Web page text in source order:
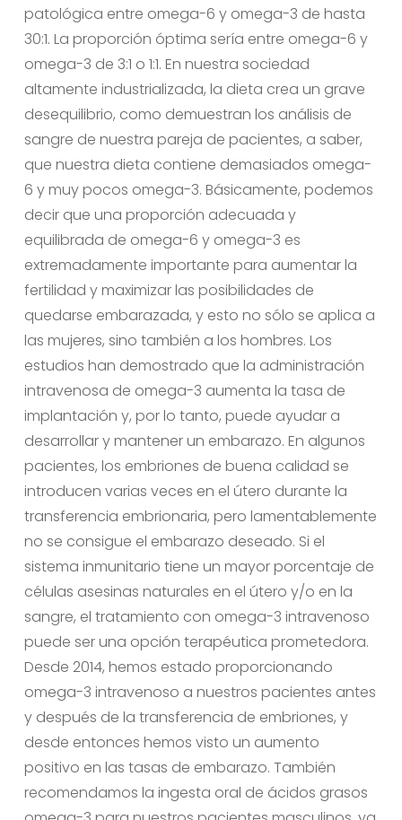
patológica entre omega-6 y omega-3 de hasta
30:1. La proporción óptima sería entre omega-6 y
omega-3 de 3:1 o 1:1. En nuestra sociedad
altamente industrializada, la dieta crea un grave
desequilibrio, como demuestran los análisis de
sangre de nuestra pareja de pacientes, a saber,
que nuestra dieta contiene demasiados omega-
6 y muy pocos omega-3. Básicamente, podemos
decir que una proporción adecuada y
equilibrada de omega-6 y omega-3 es
extremadamente importante para aumentar la
fertilidad y maximizar las posibilidades de
quedarse embarazada, y esto no sólo se aplica a
las mujeres, sino también a los hombres. Los
estudios han demostrado que la administración
intravenosa de omega-3 aumenta la tasa de
implantación y, por lo tanto, puede ayudar a
desarrollar y mantener un embarazo. En algunos
pacientes, los embriones de buena calidad se
introducen varias veces en el útero durante la
transferencia embrionaria, pero lamentablemente
no se consigue el embarazo deseado. Si el
sistema inmunitario tiene un mayor porcentaje de
células asesinas naturales en el útero y/o en la
sangre, el tratamiento con omega-3 intravenoso
puede ser una opción terapéutica prometedora.
Desde 2014, hemos estado proporcionando
omega-3 intravenoso a nuestros pacientes antes
y después de la transferencia de embriones, y
desde entonces hemos visto un aumento
positivo en las tasas de embarazo. También
recomendamos la ingesta oral de ácidos grasos